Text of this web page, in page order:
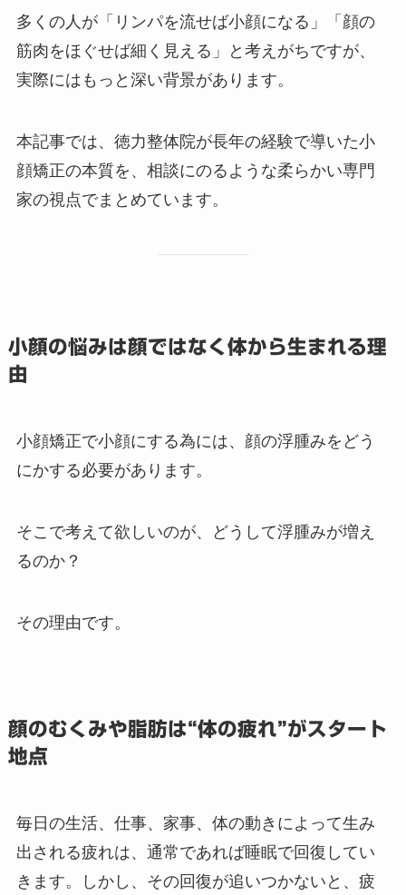
多くの人が「リンパを流せば小顔になる」「顔の
筋肉をほぐせば細く見える」と考えがちですが、
実際にはもっと深い背景があります。
本記事では、徳力整体院が長年の経験で導いた小
顔矯正の本質を、相談にのるような柔らかい専門
家の視点でまとめています。
小顔の悩みは顔ではなく体から生まれる理
由
小顔矯正で小顔にする為には、顔の浮腫みをどう
にかする必要があります。
そこで考えて欲しいのが、どうして浮腫みが増え
るのか？
その理由です。
顔のむくみや脂肪は“体の疲れ”がスタート
地点
毎日の生活、仕事、家事、体の動きによって生み
出される疲れは、通常であれば睡眠で回復してい
きます。しかし、その回復が追いつかないと、疲